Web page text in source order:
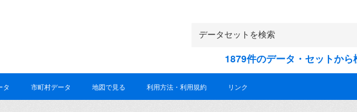
1879件のデータ・セットか
タ 市町村データ 地図で見る 利用方法・利用規約 リンク